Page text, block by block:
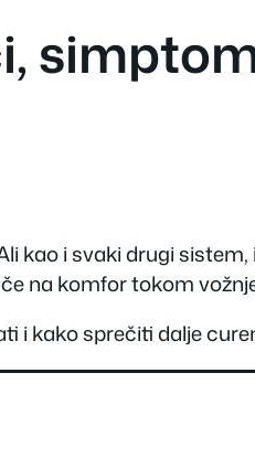
kao i svaki drugi
na komfor tokom
i kako sprečiti dalje